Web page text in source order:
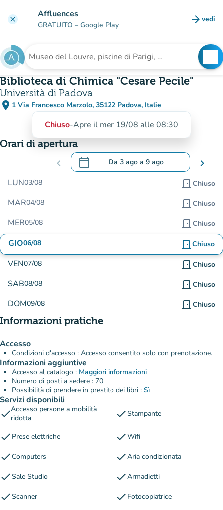
clear Affluences
GRATUITO – Google Play arrow_forward vedi
Cerca una struttura
Biblioteca di Chimica "Cesare Pecile"
Università di Padova
place 1 Via Francesco Marzolo, 35122 Padova, Italie
(apri in Google Maps)
(nuova scheda)
Chiuso-Apre il mer 19/08 alle 08:30
Orari di apertura
chevron_left calendar_today Da 3 ago a 9 ago
.Aprire il calendario per modificare le
chevron_right
LUN03/08 door_front Chiuso
MAR04/08 door_front Chiuso
MER05/08 door_front Chiuso
GIO06/08 door_front Chiuso
VEN07/08 door_front Chiuso
SAB08/08 door_front Chiuso
DOM09/08 door_front Chiuso
Informazioni pratiche
Accesso
Condizioni d'accesso : Accesso consentito solo con prenotazione.
Informazioni aggiuntive
Accesso al catalogo : Maggiori informazioni
Numero di posti a sedere : 70
Possibilità di prendere in prestito dei libri : Sì
Servizi disponibili
checkAccesso persone a mobilità
ridotta
checkStampante
check Prese elettriche checkWifi
checkComputers checkAria condizionata
checkSale Studio checkArmadietti
checkScanner check Fotocopiatrice